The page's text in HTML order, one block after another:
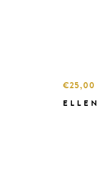
€25,00